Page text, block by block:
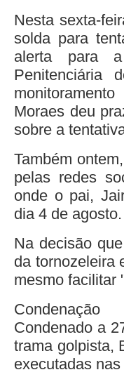
Nesta sexta-
solda para
alerta para
Penitenciária
Moraes deu
sobre a
Também
pelas redes
onde o pai,
dia 4 de agosto.
Na decisão
da tornozeleira
mesmo facilitar
Condenação
Condenado a
trama golpista,
executadas